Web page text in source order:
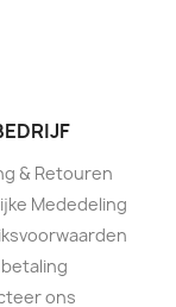
& Retouren
Mededeling
ons